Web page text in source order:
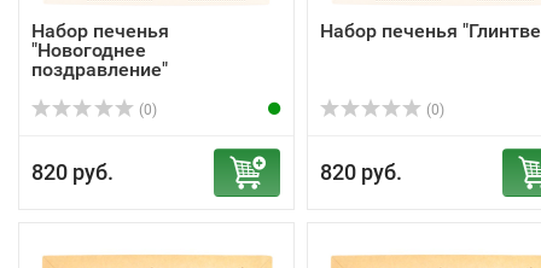
Набор печенья
"Новогоднее
поздравление"
(0)
820 руб.
Набор печенья
(0)
820 руб.